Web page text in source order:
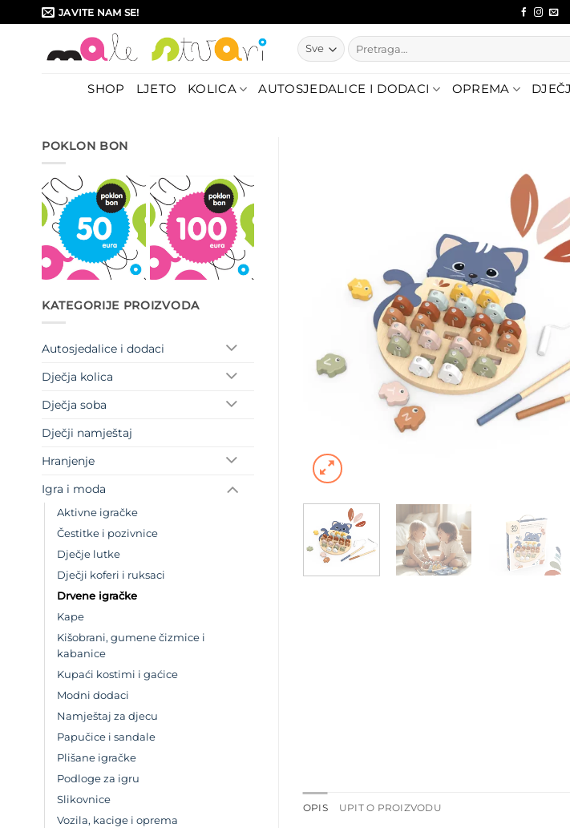
to
JAVITE NAM SE!
Pretraži:
SHOP LJETO KOLICA AUTOSJEDALICE I DODACI OPREMA
POKLON BON
KATEGORIJE PROIZVODA
Autosjedalice i dodaci
Dječja kolica
Dječja soba
Dječji namještaj
Hranjenje
Igra i moda
Aktivne igračke
Čestitke i pozivnice
Dječje lutke
Dječji koferi i ruksaci
Drvene igračke
Kape
Kišobrani, gumene čizmice i
kabanice
Kupaći kostimi i gaćice
Modni dodaci
Namještaj za djecu
Papučice i sandale
Plišane igračke
Podloge za igru
Slikovnice
Vozila, kacige i oprema
OPIS UPIT O PROIZVODU